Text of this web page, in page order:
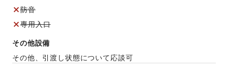
防音
専用入口
その他設備
その他、引渡し状態について応談可